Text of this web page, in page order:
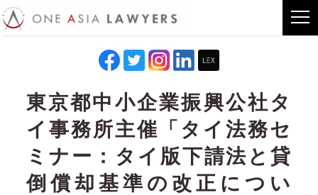
東京都中小企業振興公社タ
イ事務所主催「タイ法務セ
ミナー：タイ版下請法と貸
倒償却基準の改正につい